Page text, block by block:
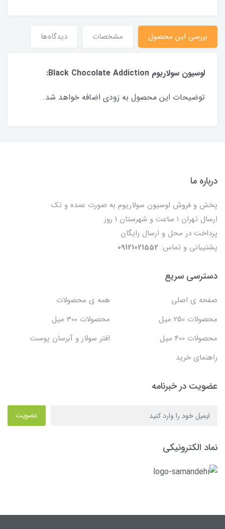
بررسی این محصول مشخصات دیدگاه‌ها
لوسیون سولاریوم Black Chocolate Addiction:
توضیحات این محصول به زودی اضافه خواهد شد.
درباره ما
پخش و فروش لوسیون سولاریوم به صورت عمده و تک
ارسال تهران 1 ساعت و شهرستان 1 روز
پرداخت در محل و ارسال رایگان
پشتیبانی و تماس: 09121021552
دسترسی سریع
صفحه ی اصلی
همه ی محصولات
محصولات 250 میل
محصولات 300 میل
محصولات 400 میل
افتر سولار و آبرسان پوست
راهنمای خرید
عضویت در خبرنامه
عضویت
نماد الکترونیکی